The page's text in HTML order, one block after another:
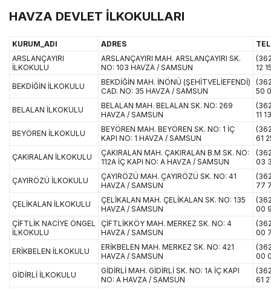
HAVZA DEVLET İLKOKULLARI
KURUM_ADI ADRES
TEL
ARSLANÇAYIRI
İLKOKULU
ARSLANÇAYIRI MAH. ARSLANÇAYIRI SK.
NO: 103 HAVZA / SAMSUN
12
BEKDİĞİN İLKOKULU
BEKDİĞİN MAH. İNÖNÜ (ŞEHİTVELİEFENDİ)
CAD. NO: 35 HAVZA / SAMSUN
50
BELALAN İLKOKULU
BELALAN MAH. BELALAN SK. NO: 269
HAVZA / SAMSUN
11 13
BEYÖREN İLKOKULU
BEYÖREN MAH. BEYÖREN SK. NO: 1 İÇ
KAPI NO: 1 HAVZA / SAMSUN
61
ÇAKIRALAN İLKOKULU
ÇAKIRALAN MAH. ÇAKIRALAN B.M SK. NO:
112A İÇ KAPI NO: A HAVZA / SAMSUN
03
ÇAYIRÖZÜ İLKOKULU
ÇAYIRÖZÜ MAH. ÇAYIRÖZÜ SK. NO: 41
HAVZA / SAMSUN
77
ÇELİKALAN İLKOKULU
ÇELİKALAN MAH. ÇELİKALAN SK. NO: 135
HAVZA / SAMSUN
00
ÇİFTLİK NACİYE ÖNGEL
İLKOKULU
ÇİFTLİKKÖY MAH. MERKEZ SK. NO: 4
HAVZA / SAMSUN
00
ERİKBELEN İLKOKULU
ERİKBELEN MAH. MERKEZ SK. NO: 421
HAVZA / SAMSUN
00
GİDİRLİ İLKOKULU
GİDİRLİ MAH. GİDİRLİ SK. NO: 1A İÇ KAPI
NO: A HAVZA / SAMSUN
61